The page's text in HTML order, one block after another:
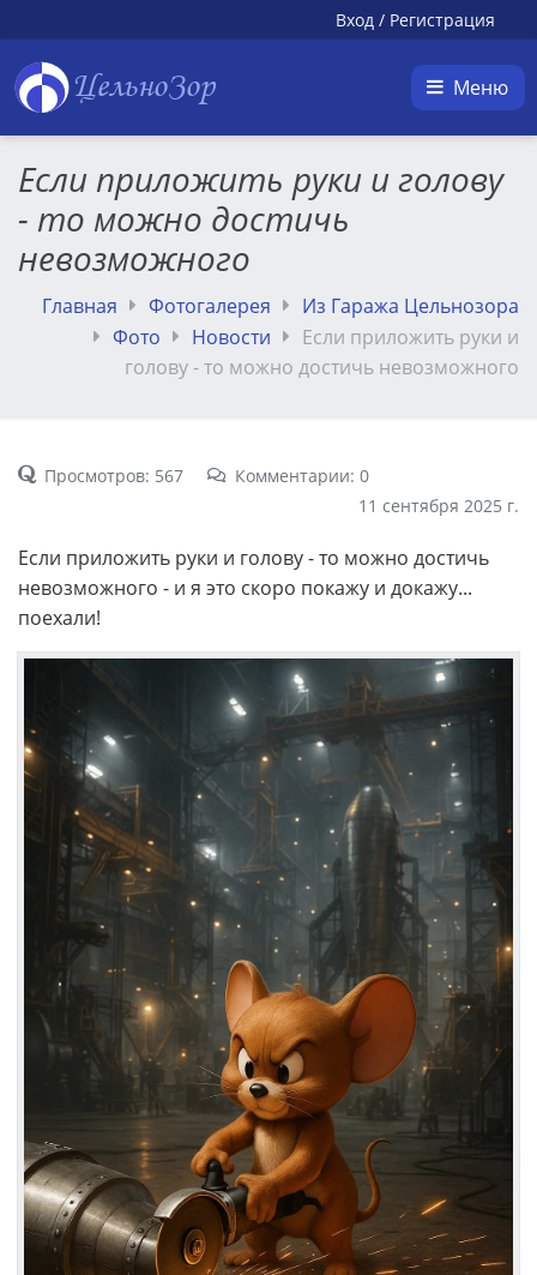
Вход / Регистрация
ЦельноЗор Меню
Если приложить руки и голову
- то можно достичь
невозможного
Главная Фотогалерея
Из Гаража Цельнозора
Фото
Новости
Если приложить руки и
голову - то можно достичь невозможного
Просмотров: 567
Комментарии: 0
11 сентября 2025 г.
Если приложить руки и голову - то можно достичь
невозможного - и я это скоро покажу и докажу...
поехали!